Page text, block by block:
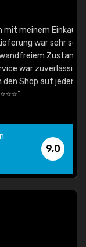
Einkauf bei
war sehr schnell
Zustand
zuverlässig und
auf jeden Fall
9,0